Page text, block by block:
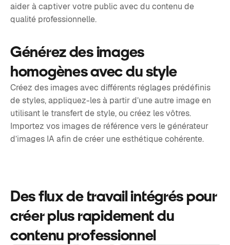
aider à captiver votre public avec du contenu de
qualité professionnelle.
Générez des images
homogènes avec du style
Créez des images avec différents réglages prédéfinis
de styles, appliquez-les à partir d’une autre image en
utilisant le transfert de style, ou créez les vôtres.
Importez vos images de référence vers le générateur
d’images IA afin de créer une esthétique cohérente.
Des flux de travail intégrés pour
créer plus rapidement du
contenu professionnel